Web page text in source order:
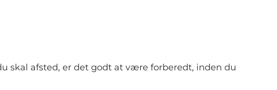
skal afsted, er det godt at være forberedt, inden du